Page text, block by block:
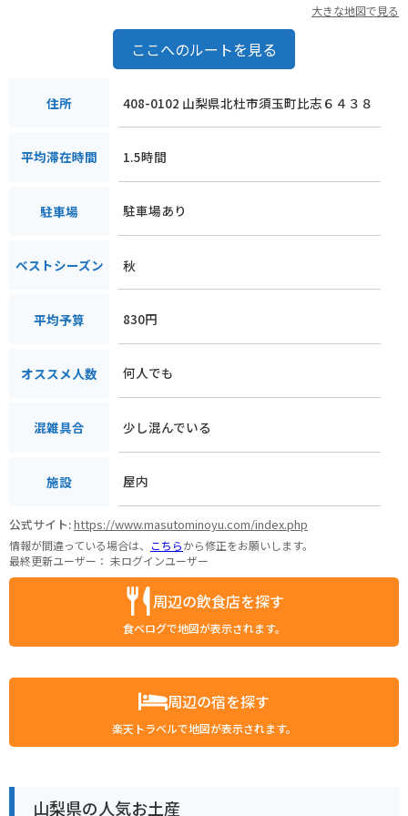
大きな地図で見る
ここへのルートを見る
住所 408-0102 山梨県北杜市須玉町比志６４３８
平均滞在時間 1.5時間
駐車場 駐車場あり
ベストシーズン 秋
平均予算 830円
オススメ人数 何人でも
混雑具合 少し混んでいる
施設 屋内
公式サイト:https://www.masutominoyu.com/index.php
情報が間違っている場合は、 こちらから修正をお願いします。
最終更新ユーザー： 未ログインユーザー
周辺の飲食店を探す
食べログで地図が表示されます。
周辺の宿を探す
楽天トラベルで地図が表示されます。
山梨県の人気お土産